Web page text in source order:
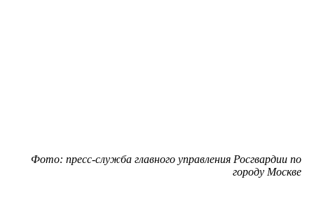
Фото: пресс-служба главного управления Росгвардии по
городу Москве